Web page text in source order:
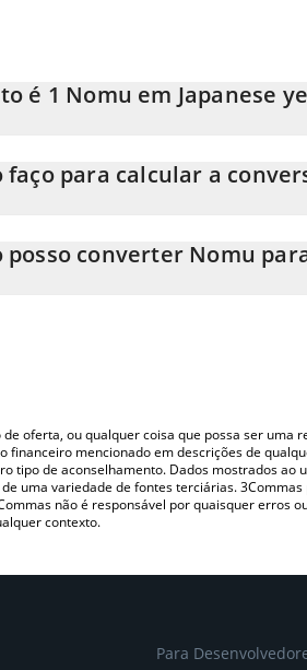
é 1 Nomu em Japanese
1 Nomu equivale a 0.329777 JPY
faço para calcular a
a quantidade de Nomu no campo
posso converter Nomu para
oferta, ou qualquer coisa que possa ser
mencionado em descrições de
tipo de aconselhamento. Dados mostrados
uma variedade de fontes terciárias.
não é responsável por quaisquer erros
contexto.
Para